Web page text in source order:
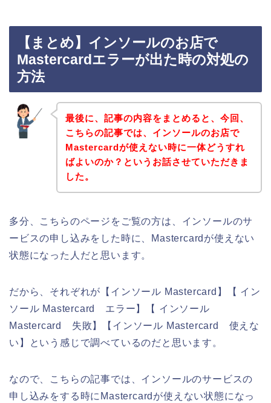
【まとめ】インソールのお店で
Mastercardエラーが出た時の対処の
方法
最後に、記事の内容をまとめると、今回、
こちらの記事では、インソールのお店で
Mastercardが使えない時に一体どうすれ
ばよいのか？というお話させていただきま
した。
多分、こちらのページをご覧の方は、インソールのサ
ービスの申し込みをした時に、Mastercardが使えない
状態になった人だと思います。
だから、それぞれが【インソール Mastercard】【 イン
ソール Mastercard エラー】【 インソール
Mastercard 失敗】【インソール Mastercard 使えな
い】という感じで調べているのだと思います。
なので、こちらの記事では、インソールのサービスの
申し込みをする時にMastercardが使えない状態になっ